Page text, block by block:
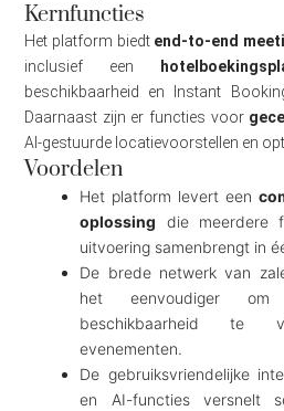
Kernfuncties
Het platform biedt end-to-end
inclusief een
beschikbaarheid en Instant
Daarnaast zijn er functies voor
AI-gestuurde locatievoorstellen en
Voordelen
Het platform levert een
oplossing die meerdere
uitvoering samenbrengt in
De brede netwerk van
het eenvoudiger
beschikbaarheid te
evenementen.
De gebruiksvriendelijke
en AI-functies versnelt